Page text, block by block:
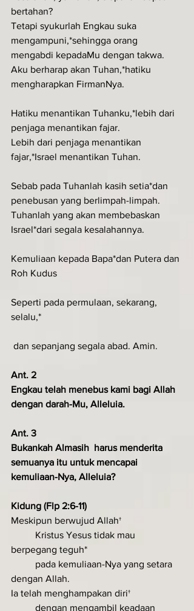
bertahan?
Tetapi syukurlah Engkau suka
mengampuni,*sehingga orang
mengabdi kepadaMu dengan takwa.
Aku berharap akan Tuhan,*hatiku
mengharapkan FirmanNya.
Hatiku menantikan Tuhanku,*lebih dari
penjaga menantikan fajar.
Lebih dari penjaga menantikan
fajar,*Israel menantikan Tuhan.
Sebab pada Tuhanlah kasih setia*dan
penebusan yang berlimpah-limpah.
Tuhanlah yang akan membebaskan
Israel*dari segala kesalahannya.
Kemuliaan kepada Bapa*dan Putera dan
Roh Kudus
Seperti pada permulaan, sekarang,
selalu,*
dan sepanjang segala abad. Amin.
Ant. 2
Engkau telah menebus kami bagi Allah
dengan darah-Mu, Alleluia.
Ant. 3
Bukankah Almasih  harus menderita
semua­­nya itu untuk mencapai
kemuliaan­-Nya, Alleluia?
Kidung (Flp 2:6-11)
Meskipun berwujud Allah†
berpegang teguh*
dengan Allah.
Ia telah menghampakan diri†